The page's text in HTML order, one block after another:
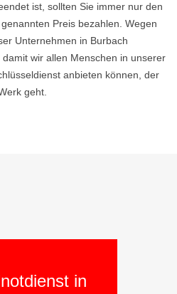
ist, sollten Sie immer nur den
Preis bezahlen. Wegen
Unternehmen in Burbach
wir allen Menschen in unserer
anbieten können, der
geht.
in